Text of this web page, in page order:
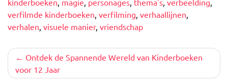
kinderboeken, magie, personages, thema's, verbeelding,
verfilmde kinderboeken, verfilming, verhaallijnen,
verhalen, visuele manier, vriendschap
Berichtnavigatie
Ontdek de Spannende Wereld van Kinderboeken
voor 12 Jaar